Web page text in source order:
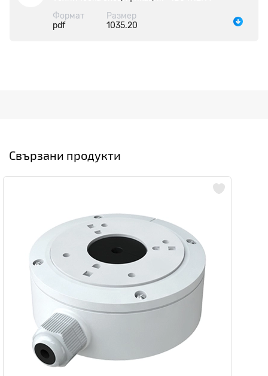
Формат
pdf
Размер
1035.20
Свързани продукти